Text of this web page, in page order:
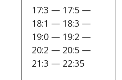
17:3 — 17:5 —
18:1 — 18:3 —
19:0 — 19:2 —
20:2 — 20:5 —
21:3 — 22:35